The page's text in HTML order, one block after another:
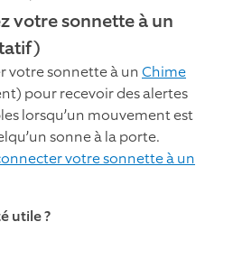
votre sonnette à un
votre sonnette à un Chime
pour recevoir des alertes
lorsqu’un mouvement est
sonne à la porte.
votre sonnette à un
utile ?